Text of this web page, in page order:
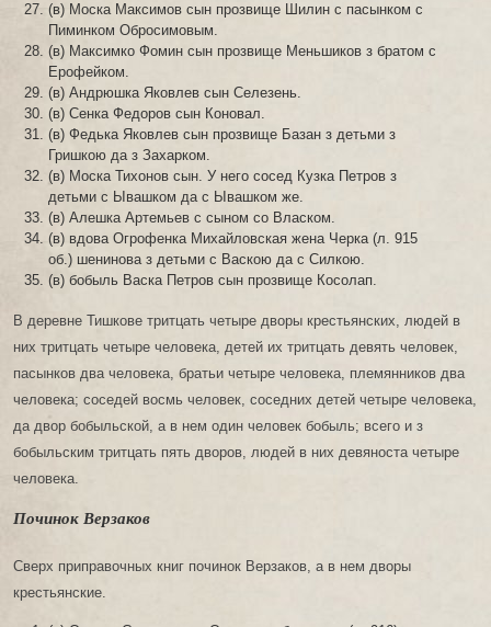
(в) Моска Максимов сын прозвище Шилин с пасынком с
Пиминком Обросимовым.
(в) Максимко Фомин сын прозвище Меньшиков з братом с
Ерофейком.
(в) Андрюшка Яковлев сын Селезень.
(в) Сенка Федоров сын Коновал.
(в) Федька Яковлев сын прозвище Базан з детьми з
Гришкою да з Захарком.
(в) Моска Тихонов сын. У него сосед Кузка Петров з
детьми с Ывашком да с Ывашком же.
(в) Алешка Артемьев с сыном со Власком.
(в) вдова Огрофенка Михайловская жена Черка (л. 915
об.) шенинова з детьми с Васкою да с Силкою.
(в) бобыль Васка Петров сын прозвище Косолап.
В деревне Тишкове тритцать четыре дворы крестьянских, людей в
них тритцать четыре человека, детей их тритцать девять человек,
пасынков два человека, братьи четыре человека, племянников два
человека; соседей восмь человек, соседних детей четыре человека,
да двор бобыльской, а в нем один человек бобыль; всего и з
бобыльским тритцать пять дворов, людей в них девяноста четыре
человека.
Починок Верзаков
Сверх приправочных книг починок Верзаков, а в нем дворы
крестьянские.